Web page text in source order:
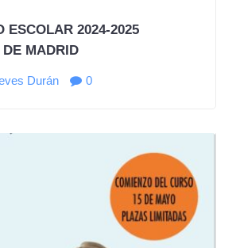
ESCOLAR 2024-2025
MADRID
Durán 0